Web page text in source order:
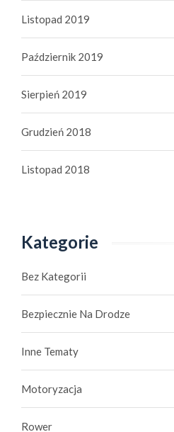
Listopad 2019
Październik 2019
Sierpień 2019
Grudzień 2018
Listopad 2018
Kategorie
Bez Kategorii
Bezpiecznie Na Drodze
Inne Tematy
Motoryzacja
Rower